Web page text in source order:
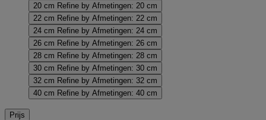
20 cm Refine by Afmetingen: 20 cm
22 cm Refine by Afmetingen: 22 cm
24 cm Refine by Afmetingen: 24 cm
26 cm Refine by Afmetingen: 26 cm
28 cm Refine by Afmetingen: 28 cm
30 cm Refine by Afmetingen: 30 cm
32 cm Refine by Afmetingen: 32 cm
40 cm Refine by Afmetingen: 40 cm
Prijs